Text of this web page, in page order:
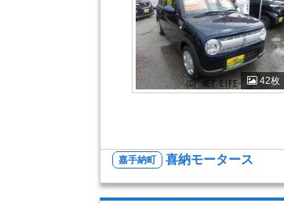
42枚
嘉手納町 喜納モータース